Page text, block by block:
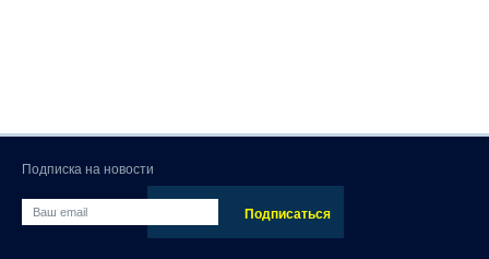
Подписка на новости